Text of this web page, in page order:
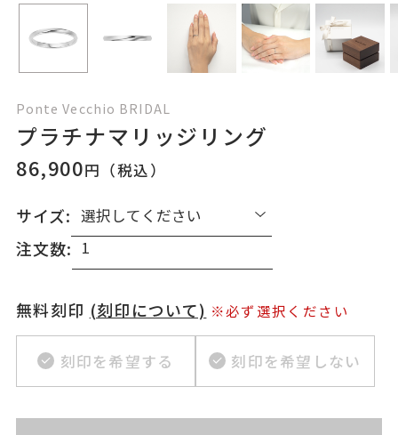
Ponte Vecchio BRIDAL
プラチナマリッジリング
86,900円（税込）
サイズ:
注文数:
無料刻印 (刻印について) ※必ず選択ください
刻印を希望する 刻印を希望しない